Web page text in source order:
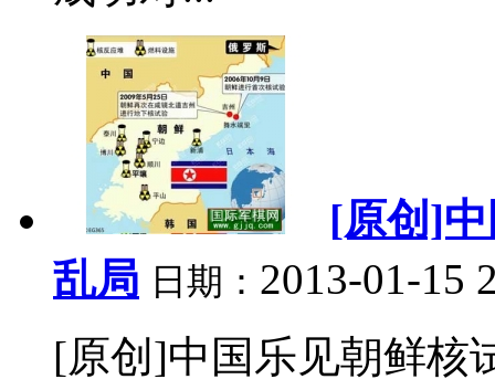
[原创]
乱局 日期： 2013-01-15
[原创]中国乐见朝鲜核